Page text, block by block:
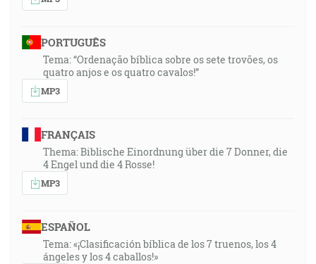
PORTUGUÊS
Tema: “Ordenação bíblica sobre os sete trovões, os
quatro anjos e os quatro cavalos!”
MP3
FRANÇAIS
Thema: Biblische Einordnung über die 7 Donner, die
4 Engel und die 4 Rosse!
MP3
ESPAÑOL
Tema: «¡Clasificación bíblica de los 7 truenos, los 4
ángeles y los 4 caballos!»